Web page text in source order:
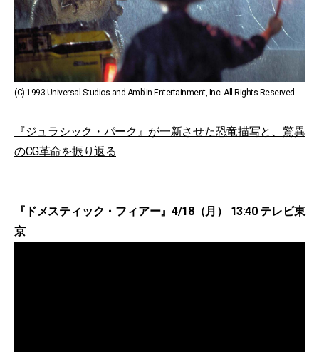
(C) 1993 Universal Studios and Amblin Entertainment, Inc. All Rights Reserved
『ジュラシック・パーク』が一新させた恐竜描写と、驚異
のCG革命を振り返る
『ドメスティック・フィアー』4/18（月） 13:40 テレビ東
京